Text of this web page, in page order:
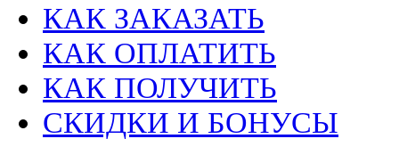
КАК ЗАКАЗАТЬ
КАК ОПЛАТИТЬ
КАК ПОЛУЧИТЬ
СКИДКИ И БОНУСЫ